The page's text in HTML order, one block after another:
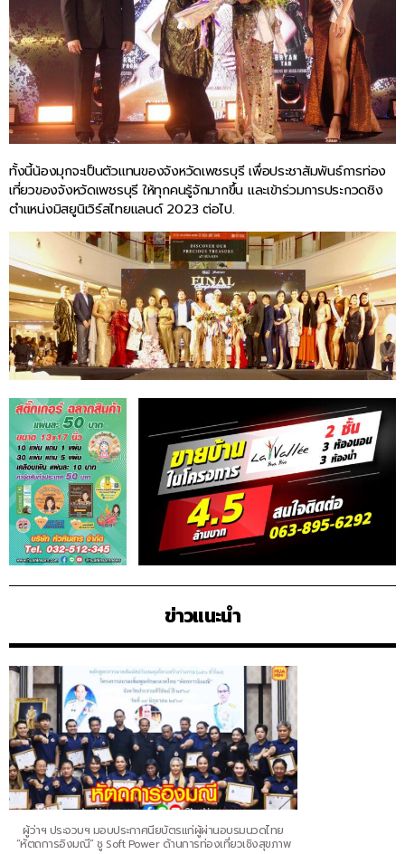
ทั้งนี้น้องมุกจะเป็นตัวแทนของจังหวัดเพชรบุรี เพื่อประชาสัมพันธ์การท่อง
เที่ยวของจังหวัดเพชรบุรี ให้ทุกคนรู้จักมากขึ้น และเข้าร่วมการประกวดชิง
ตำแหน่งมิสยูนิเวิร์สไทยแลนด์ 2023 ต่อไป.
ข่าวแนะนำ
ผู้ว่าฯ ประจวบฯ มอบประกาศนียบัตรแก่ผู้ผ่านอบรมนวดไทย
“หัตถการอิงมณี” ชู Soft Power ด้านการท่องเที่ยวเชิงสุขภาพ